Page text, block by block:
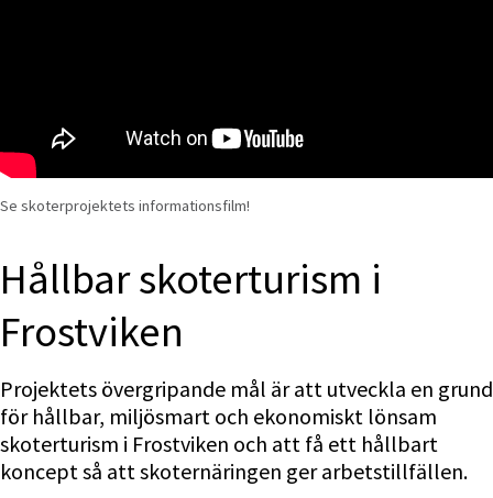
Se skoterprojektets informationsfilm!
Hållbar skoterturism i
Frostviken
Projektets övergripande mål är att utveckla en grund
för hållbar, miljösmart och ekonomiskt lönsam
skoterturism i Frostviken och att få ett hållbart
koncept så att skoternäringen ger arbetstillfällen.